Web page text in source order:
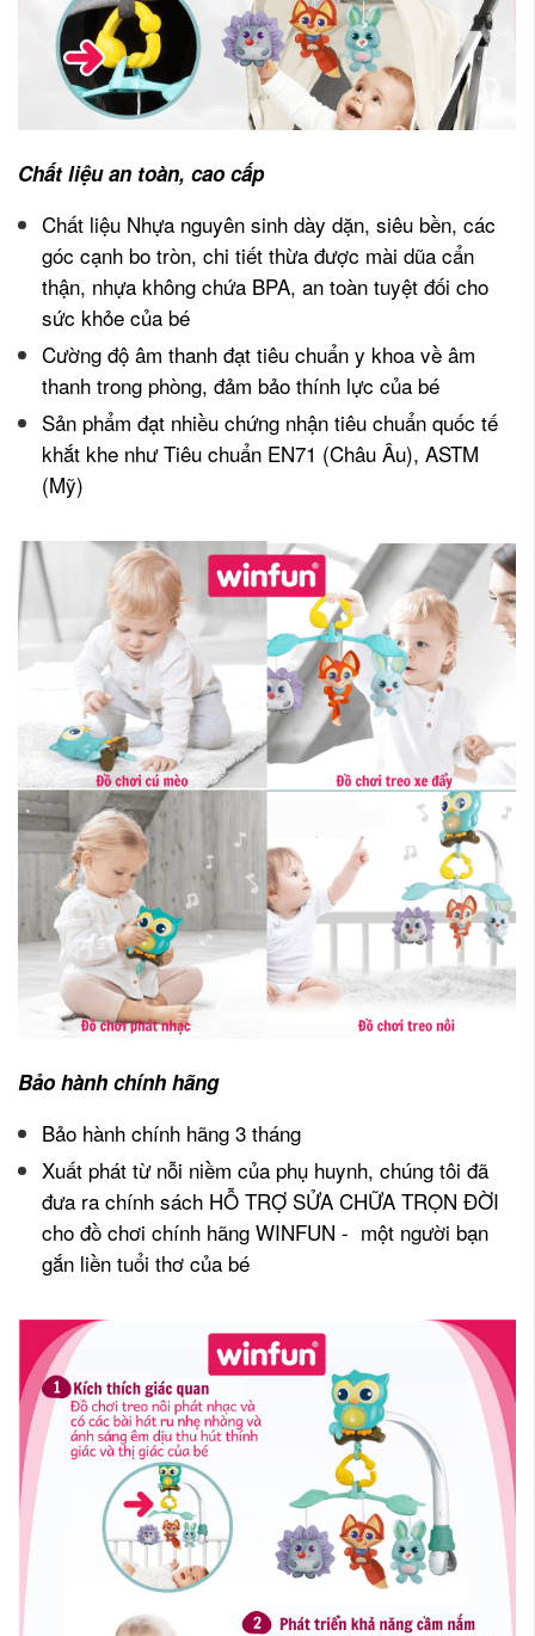
Chất liệu an toàn, cao cấp
Chất liệu Nhựa nguyên sinh dày dặn, siêu bền, các
góc cạnh bo tròn, chi tiết thừa được mài dũa cẩn
thận, nhựa không chứa BPA, an toàn tuyệt đối cho
sức khỏe của bé
Cường độ âm thanh đạt tiêu chuẩn y khoa về âm
thanh trong phòng, đảm bảo thính lực của bé
Sản phẩm đạt nhiều chứng nhận tiêu chuẩn quốc tế
khắt khe như Tiêu chuẩn EN71 (Châu Âu), ASTM
(Mỹ)
Bảo hành chính hãng
Bảo hành chính hãng 3 tháng
Xuất phát từ nỗi niềm của phụ huynh, chúng tôi đã
đưa ra chính sách HỖ TRỢ SỬA CHỮA TRỌN ĐỜI
cho đồ chơi chính hãng WINFUN - một người bạn
gắn liền tuổi thơ của bé